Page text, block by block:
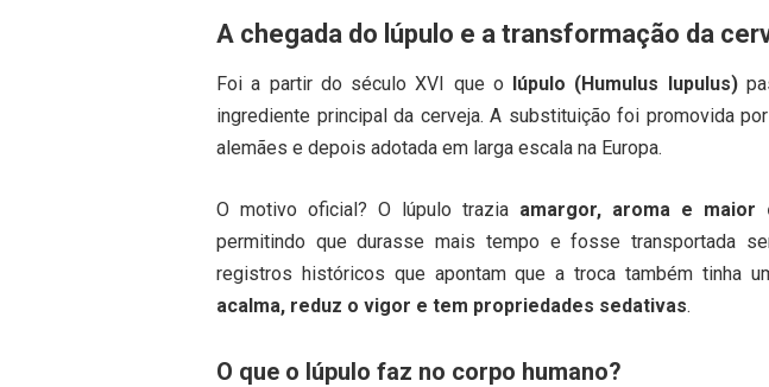
A chegada do lúpulo e a transformação da
Foi a partir do século XVI que o lúpulo (Humulus lupulus)
ingrediente principal da cerveja. A substituição foi promovida
alemães e depois adotada em larga escala na Europa.
O motivo oficial? O lúpulo trazia amargor, aroma e maior
permitindo que durasse mais tempo e fosse transportada
registros históricos que apontam que a troca também tinha
acalma, reduz o vigor e tem propriedades sedativas.
O que o lúpulo faz no corpo humano?